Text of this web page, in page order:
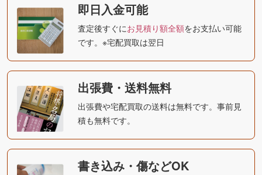
即日入金可能
査定後すぐにお見積り額全額をお支払い可能
です。※宅配買取は翌日
出張費・送料無料
出張費や宅配買取の送料は無料です。事前見
積も無料です。
書き込み・傷などOK